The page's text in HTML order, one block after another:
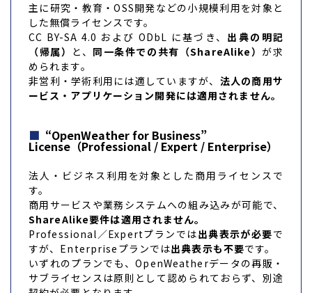
主に研究・教育・OSS開発などの小規模利用を対象と
した無償ライセンスです。
CC BY-SA 4.0 および ODbL に基づき、 出典の明記
（帰属） と、 同一条件での共有（ShareAlike）が求
められます。
非営利・学術利用には適していますが、 法人の商用サ
ービス・アプリケーション開発には適用されません。
“OpenWeather for Business”
License（Professional / Expert / Enterprise）
法人・ビジネス利用を対象とした商用ライセンスで
す。
商用サービスや業務システムへの組み込みが可能で、
ShareAlike要件は適用されません。
Professional／Expertプランでは出典表示が必要で
すが、Enterpriseプランでは出典表示も不要です。
いずれのプランでも、OpenWeatherデータの再販・
サブライセンスは原則として認められておらず、別途